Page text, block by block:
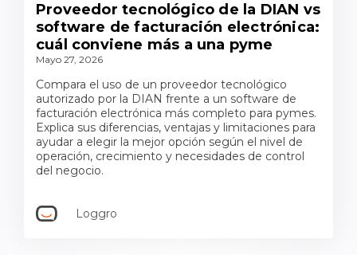
Proveedor tecnológico de la DIAN vs
software de facturación electrónica:
cuál conviene más a una pyme
Mayo 27, 2026
Compara el uso de un proveedor tecnológico
autorizado por la DIAN frente a un software de
facturación electrónica más completo para pymes.
Explica sus diferencias, ventajas y limitaciones para
ayudar a elegir la mejor opción según el nivel de
operación, crecimiento y necesidades de control
del negocio.
Loggro